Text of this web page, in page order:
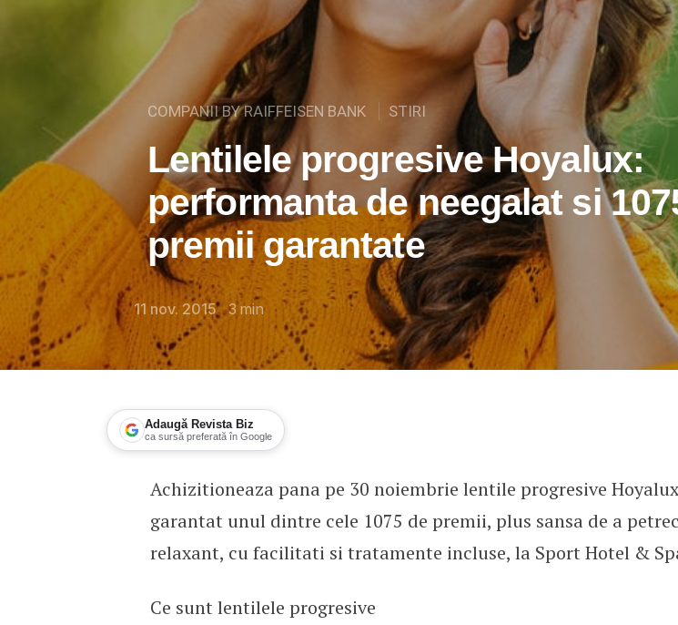
COMPANII BY RAIFFEISEN BANK STIRI
Lentilele progresive Hoyalux:
performanta de neegalat si
premii garantate
11 nov. 2015 3 min
Adaugă Revista Biz
ca sursă preferată în Google
Lentilele progresive Hoyalux: performanta
Achizitioneaza pana pe 30 noiembrie lentile progresive
garantat unul dintre cele 1075 de premii, plus sansa de a
relaxant, cu facilitati si tratamente incluse, la Sport Hotel &
Ce sunt lentilele progresive